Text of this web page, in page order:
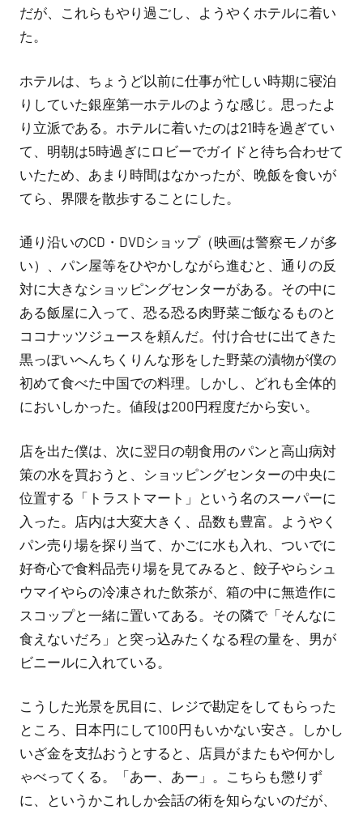
だが、これらもやり過ごし、ようやくホテルに着い
た。
ホテルは、ちょうど以前に仕事が忙しい時期に寝泊
りしていた銀座第一ホテルのような感じ。思ったよ
り立派である。ホテルに着いたのは21時を過ぎてい
て、明朝は5時過ぎにロビーでガイドと待ち合わせて
いたため、あまり時間はなかったが、晩飯を食いが
てら、界隈を散歩することにした。
通り沿いのCD・DVDショップ（映画は警察モノが多
い）、パン屋等をひやかしながら進むと、通りの反
対に大きなショッピングセンターがある。その中に
ある飯屋に入って、恐る恐る肉野菜ご飯なるものと
ココナッツジュースを頼んだ。付け合せに出てきた
黒っぽいへんちくりんな形をした野菜の漬物が僕の
初めて食べた中国での料理。しかし、どれも全体的
においしかった。値段は200円程度だから安い。
店を出た僕は、次に翌日の朝食用のパンと高山病対
策の水を買おうと、ショッピングセンターの中央に
位置する「トラストマート」という名のスーパーに
入った。店内は大変大きく、品数も豊富。ようやく
パン売り場を探り当て、かごに水も入れ、ついでに
好奇心で食料品売り場を見てみると、餃子やらシュ
ウマイやらの冷凍された飲茶が、箱の中に無造作に
スコップと一緒に置いてある。その隣で「そんなに
食えないだろ」と突っ込みたくなる程の量を、男が
ビニールに入れている。
こうした光景を尻目に、レジで勘定をしてもらった
ところ、日本円にして100円もいかない安さ。しかし
いざ金を支払おうとすると、店員がまたもや何かし
ゃべってくる。「あー、あー」。こちらも懲りず
に、というかこれしか会話の術を知らないのだが、